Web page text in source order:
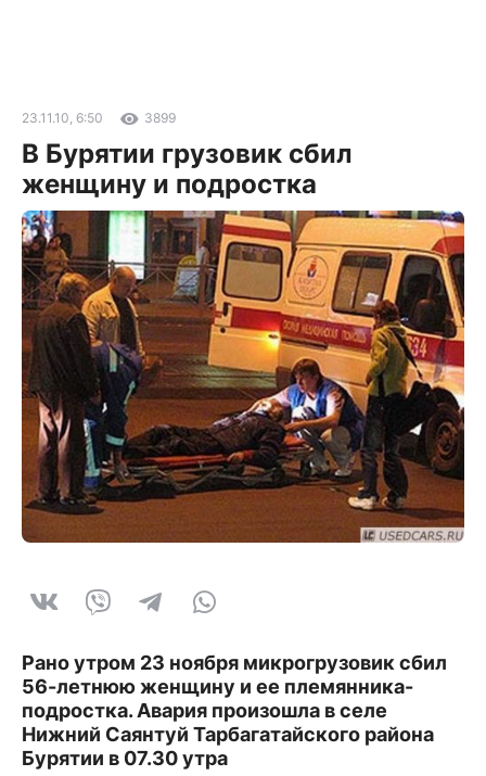
23.11.10, 6:50 3899
В Бурятии грузовик сбил
женщину и подростка
Рано утром 23 ноября микрогрузовик сбил
56-летнюю женщину и ее племянника-
подростка. Авария произошла в селе
Нижний Саянтуй Тарбагатайского района
Бурятии в 07.30 утра